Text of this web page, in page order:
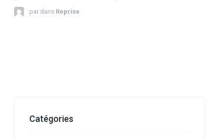
par dans Reprise
Catégories